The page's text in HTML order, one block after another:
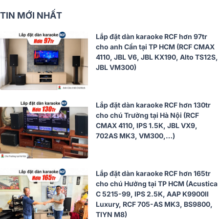
TIN MỚI NHẤT
Lắp đặt dàn karaoke RCF hơn 97tr
cho anh Cần tại TP HCM (RCF CMAX
4110, JBL V6, JBL KX190, Alto TS12S,
JBL VM300)
Lắp đặt dàn karaoke RCF hơn 130tr
cho chú Trường tại Hà Nội (RCF
CMAX 4110, IPS 1.5K, JBL VX9,
702AS MK3, VM300,…)
Lắp đặt dàn karaoke RCF hơn 165tr
cho chú Hưởng tại TP HCM (Acustica
C 5215-99, IPS 2.5K, AAP K9900II
Luxury, RCF 705-AS MK3, BS9800,
TIYN M8)